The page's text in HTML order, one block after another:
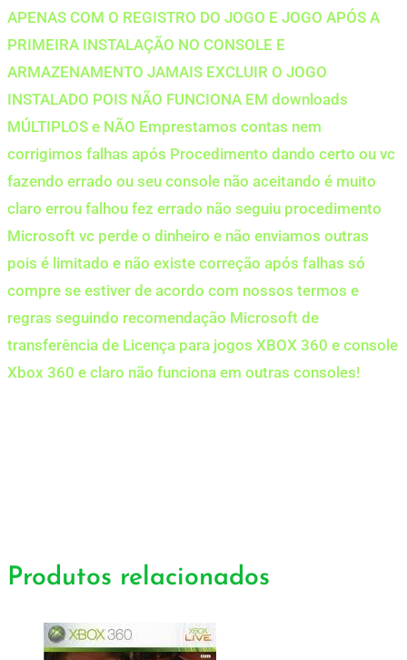
APENAS COM O REGISTRO DO JOGO E JOGO APÓS A
PRIMEIRA INSTALAÇÃO NO CONSOLE E
ARMAZENAMENTO JAMAIS EXCLUIR O JOGO
INSTALADO POIS NÃO FUNCIONA EM downloads
MÚLTIPLOS e NÃO Emprestamos contas nem
corrigimos falhas após Procedimento dando certo ou vc
fazendo errado ou seu console não aceitando é muito
claro errou falhou fez errado não seguiu procedimento
Microsoft vc perde o dinheiro e não enviamos outras
pois é limitado e não existe correção após falhas só
compre se estiver de acordo com nossos termos e
regras seguindo recomendação Microsoft de
transferência de Licença para jogos XBOX 360 e console
Xbox 360 e claro não funciona em outras consoles!
Produtos relacionados